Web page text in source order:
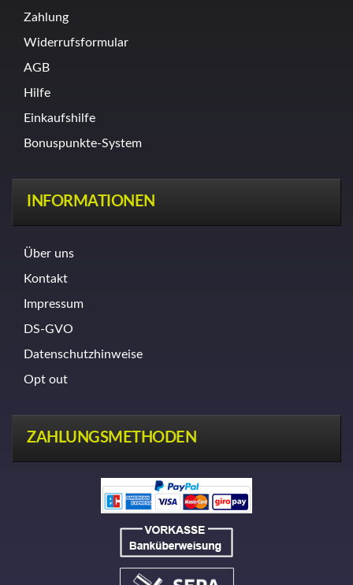
Zahlung
Widerrufsformular
AGB
Hilfe
Einkaufshilfe
Bonuspunkte-System
INFORMATIONEN
Über uns
Kontakt
Impressum
DS-GVO
Datenschutzhinweise
Opt out
ZAHLUNGSMETHODEN